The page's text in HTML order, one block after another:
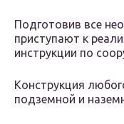
Подготовив все
приступают к
инструкции по
Конструкция
подземной и